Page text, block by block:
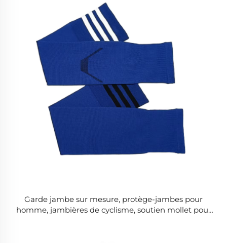
Garde jambe sur mesure, protège-jambes pour
homme, jambières de cyclisme, soutien mollet pour